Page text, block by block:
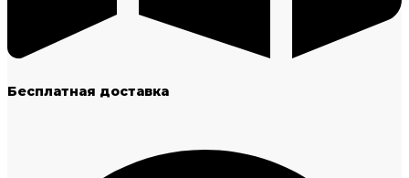
Бесплатная доставка